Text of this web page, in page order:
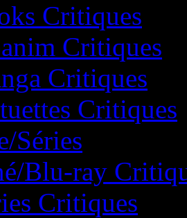
Critiques
Critiques
Critiques
Critiques
Séries
Blu-ray
Critiques